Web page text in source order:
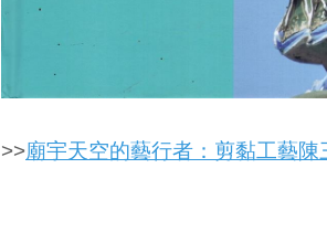
>>廟宇天空的藝行者：剪黏工藝